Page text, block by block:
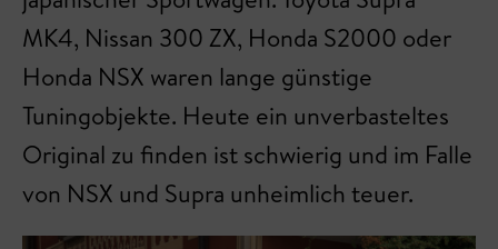
MK4, Nissan 300 ZX, Honda S2000 oder
Honda NSX waren lange günstige
Tuningobjekte. Heute ein unverbasteltes
Original zu finden ist schwierig und im Falle
von NSX und Supra unheimlich teuer.